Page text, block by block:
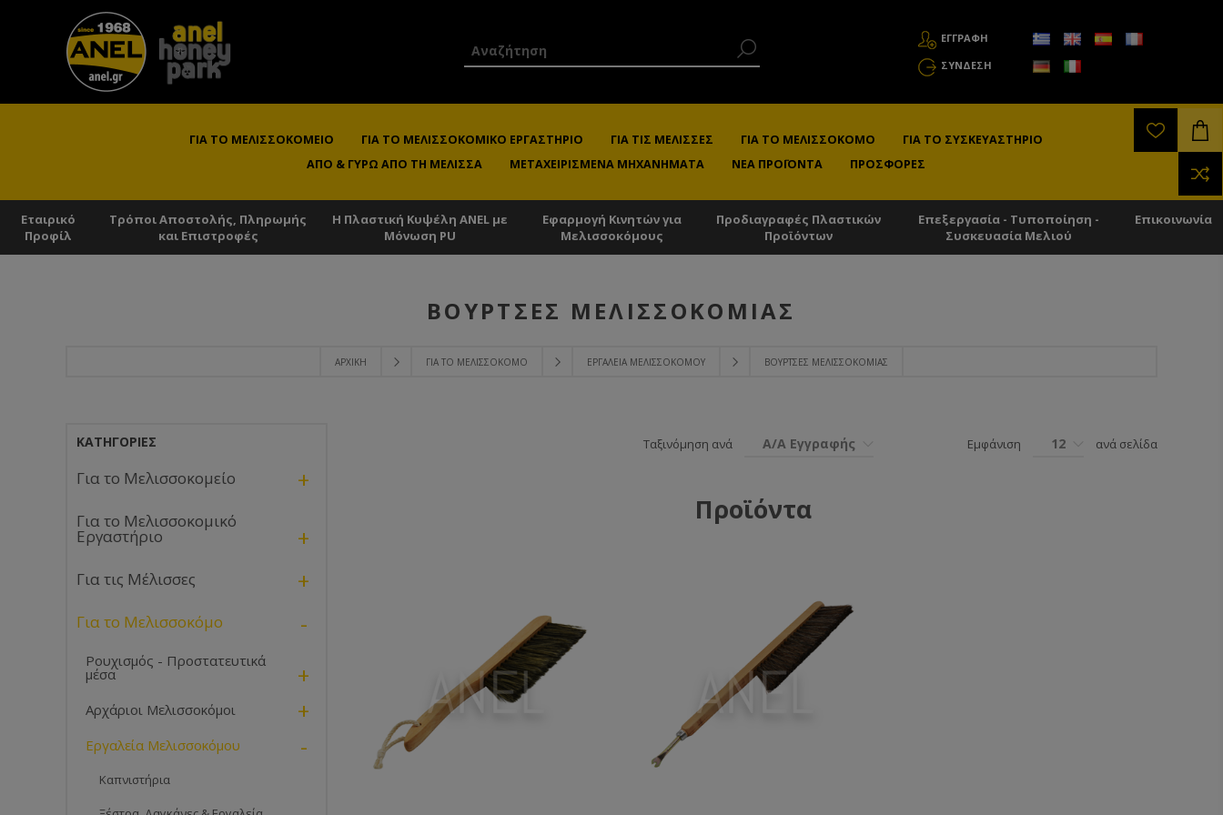
ΕΓΓΡΑΦΗ
ΣΎΝΔΕΣΗ
ΓΙΑ ΤΟ ΜΕΛΙΣΣΟΚΟΜΕΊΟ ΓΙΑ ΤΟ ΜΕΛΙΣΣΟΚΟΜΙΚΌ ΕΡΓΑΣΤΉΡΙΟ ΓΙΑ ΤΙΣ ΜΈΛΙΣΣΕΣ ΓΙΑ ΤΟ ΜΕΛΙΣΣΟΚΌΜΟ
ΓΙΑ ΤΟ ΣΥΣΚΕΥΑΣΤΉΡΙΟ
ΑΠΌ & ΓΎΡΩ ΑΠΌ ΤΗ ΜΈΛΙΣΣΑ
ΜΕΤΑΧΕΙΡΙΣΜΈΝΑ ΜΗΧΑΝΉΜΑΤΑ ΝΈΑ ΠΡΟΪΌΝΤΑ ΠΡΟΣΦΟΡΈΣ
Εταιρικό
Προφίλ
Τρόποι Αποστολής, Πληρωμής
και Επιστροφές
Η Πλαστική Κυψέλη ANEL με
Μόνωση PU
Εφαρμογή Κινητών για
Μελισσοκόμους
Προδιαγραφές Πλαστικών
Προϊόντων
Επεξεργασία - Τυποποίηση -
Συσκευασία Μελιού
Επικοινωνία
ΑΡΧΙΚΉ ΓΙΑ ΤΟ ΜΕΛΙΣΣΟΚΌΜΟ ΕΡΓΑΛΕΊΑ ΜΕΛΙΣΣΟΚΌΜΟΥ ΒΟΎΡΤΣΕΣ ΜΕΛΙΣΣΟΚΟΜΊΑΣ
ΒΟΎΡΤΣΕΣ ΜΕΛΙΣΣΟΚΟΜΊΑΣ
Ταξινόμηση ανά Α/Α Εγγραφής Εμφάνιση 12 ανά σελίδα
Προϊόντα
ΚΑΤΗΓΟΡΊΕΣ
Για το Μελισσοκομείο +
Για το Μελισσοκομικό
Εργαστήριο +
Για τις Μέλισσες +
Για το Μελισσοκόμο -
Ρουχισμός - Προστατευτικά
μέσα +
Αρχάριοι Μελισσοκόμοι +
Εργαλεία Μελισσοκόμου -
Καπνιστήρια